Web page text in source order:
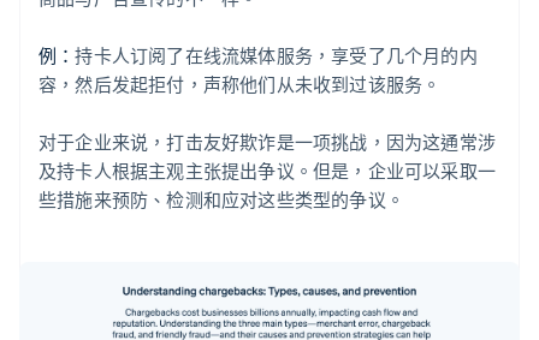
例：持卡人订阅了在线流媒体服务，享受了几个月的内
容，然后发起拒付，声称他们从未收到过该服务。
对于企业来说，打击友好欺诈是一项挑战，因为这通常涉
及持卡人根据主观主张提出争议。但是，企业可以采取一
些措施来预防、检测和应对这些类型的争议。